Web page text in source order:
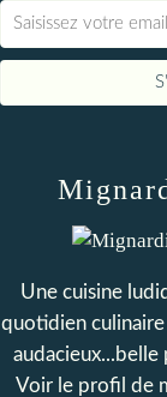
Une cuisine
quotidien culinaire
Voir le profil de